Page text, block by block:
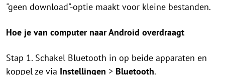
"geen download"-optie maakt voor kleine bestanden.
Hoe je van computer naar Android overdraagt
Stap 1. Schakel Bluetooth in op beide apparaten en
koppel ze via Instellingen > Bluetooth.